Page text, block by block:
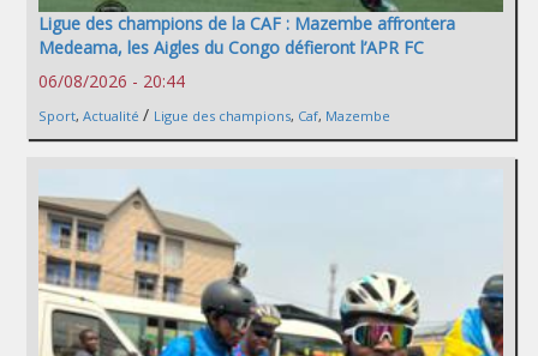
Ligue des champions de la CAF : Mazembe affrontera
Medeama, les Aigles du Congo défieront l’APR FC
06/08/2026 - 20:44
Sport, Actualité / Ligue des champions, Caf, Mazembe